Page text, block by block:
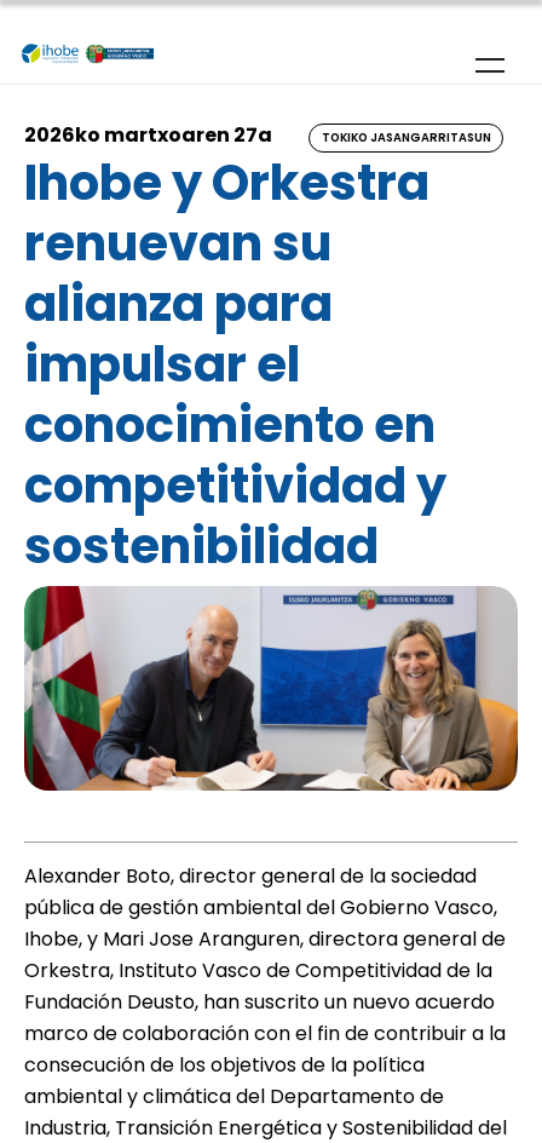
Skip to main content
2026ko martxoaren 27a TOKIKO JASANGARRITASUN
Ihobe y Orkestra
renuevan su
alianza para
impulsar el
conocimiento en
competitividad y
sostenibilidad
Alexander Boto, director general de la sociedad
pública de gestión ambiental del Gobierno Vasco,
Ihobe, y Mari Jose Aranguren, directora general de
Orkestra, Instituto Vasco de Competitividad de la
Fundación Deusto, han suscrito un nuevo acuerdo
marco de colaboración con el fin de contribuir a la
consecución de los objetivos de la política
ambiental y climática del Departamento de
Industria, Transición Energética y Sostenibilidad del